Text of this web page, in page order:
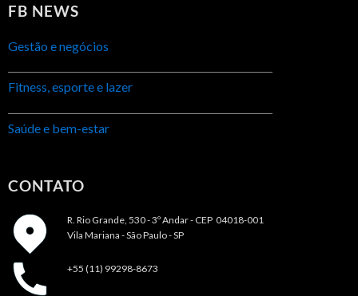
FB NEWS
Gestão e negócios
Fitness, esporte e lazer
Saúde e bem-estar
CONTATO
R. Rio Grande, 530 - 3º Andar - CEP 04018-001
Vila Mariana - São Paulo - SP
+55 (11) 99298-8673